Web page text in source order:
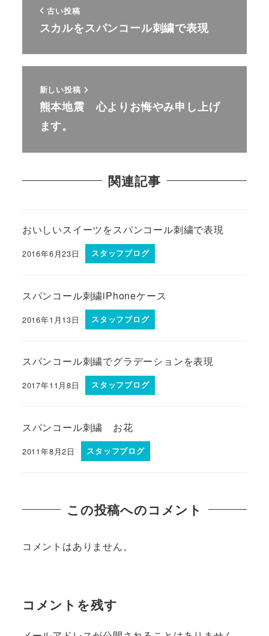
古い投稿
スカルをスパンコール刺繍で表現
新しい投稿
熊本地震 心よりお悔やみ申し上げ
ます。
関連記事
おいしいスイーツをスパンコール刺繍で表現
2016年6月23日 スタッフブログ
スパンコール刺繍iPhoneケース
2016年1月13日 スタッフブログ
スパンコール刺繍でグラデーションを表現
2017年11月8日 スタッフブログ
スパンコール刺繍 お花
2011年8月2日 スタッフブログ
この投稿へのコメント
コメントはありません。
コメントを残す